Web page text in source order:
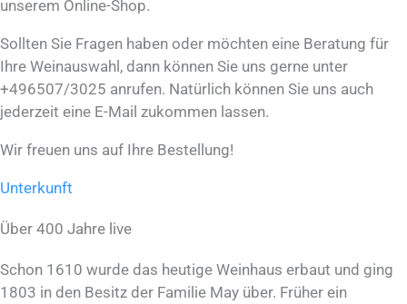
unserem Online-Shop.
Sollten Sie Fragen haben oder möchten eine Beratung für
Ihre Weinauswahl, dann können Sie uns gerne unter
+496507/3025 anrufen. Natürlich können Sie uns auch
jederzeit eine E-Mail zukommen lassen.
Wir freuen uns auf Ihre Bestellung!
Unterkunft
Über 400 Jahre live
Schon 1610 wurde das heutige Weinhaus erbaut und ging
1803 in den Besitz der Familie May über. Früher ein